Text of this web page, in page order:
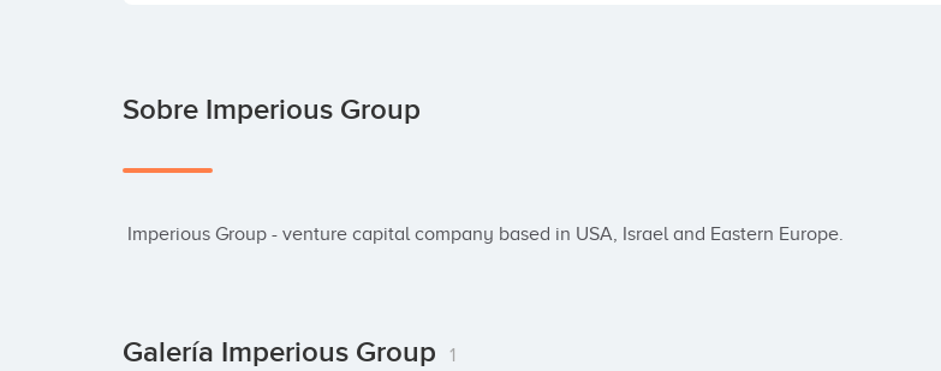
Sobre Imperious Group
Imperious Group - venture capital company based in USA, Israel and Eastern Europe.
Galería Imperious Group 1